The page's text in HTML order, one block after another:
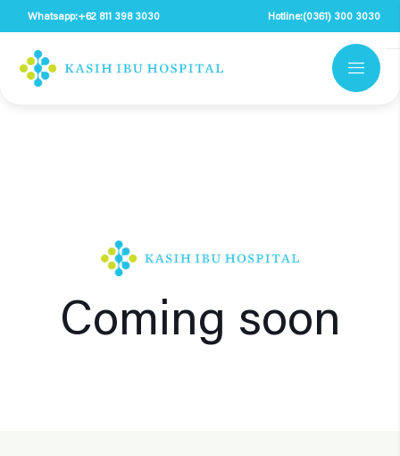
Whatsapp:+62 811 398 3030 Hotline:(0361) 300 3030
Coming soon